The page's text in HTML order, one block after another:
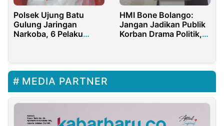
Polsek Ujung Batu
Gulung Jaringan
Narkoba, 6 Pelaku
HMI Bone Bolango:
Jangan Jadikan Publik
Korban Drama Politik,
MEDIA PARTNER